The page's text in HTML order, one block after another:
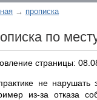
прописка
по
страницы:
не нарушать
из-за отказа